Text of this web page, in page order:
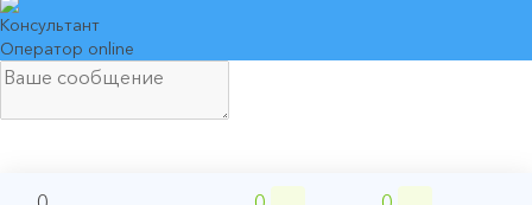
Консультант
Оператор online